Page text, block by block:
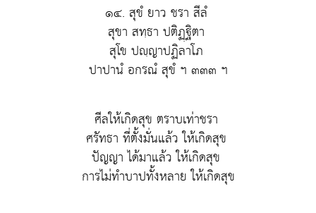
๑๔. สุขํ ยาว ชรา สีลํ
สุขา สทฺธา ปติฏฺฐิตา
สุโข ปญฺญาปฏิลาโภ
ปาปานํ อกรณํ สุขํ ฯ ๓๓๓ ฯ
ศีลให้เกิดสุข ตราบเท่าชรา
ศรัทธา ที่ตั้งมั่นแล้ว ให้เกิดสุข
ปัญญา ได้มาแล้ว ให้เกิดสุข
การไม่ทำบาปทั้งหลาย ให้เกิดสุข